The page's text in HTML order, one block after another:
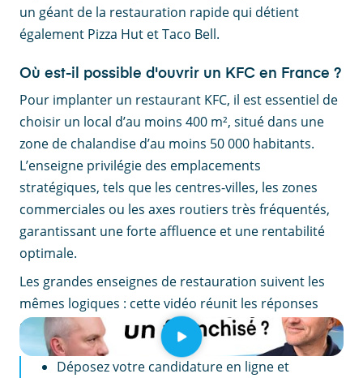
un géant de la restauration rapide qui détient
également Pizza Hut et Taco Bell.
Où est-il possible d'ouvrir un KFC en France ?
Pour implanter un restaurant KFC, il est essentiel de
choisir un local d’au moins 400 m², situé dans une
zone de chalandise d’au moins 50 000 habitants.
L’enseigne privilégie des emplacements
stratégiques, tels que les centres-villes, les zones
commerciales ou les axes routiers très fréquentés,
garantissant une forte affluence et une rentabilité
optimale.
Les grandes enseignes de restauration suivent les
mêmes logiques : cette vidéo réunit les réponses
d'un expert en franchise.
EN RÉSUMÉ
Déposez votre candidature en ligne et